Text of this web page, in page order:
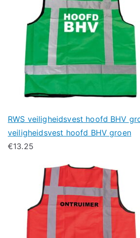
RWS veiligheidsvest hoofd BHV
veiligheidsvest hoofd BHV groen
€13.25